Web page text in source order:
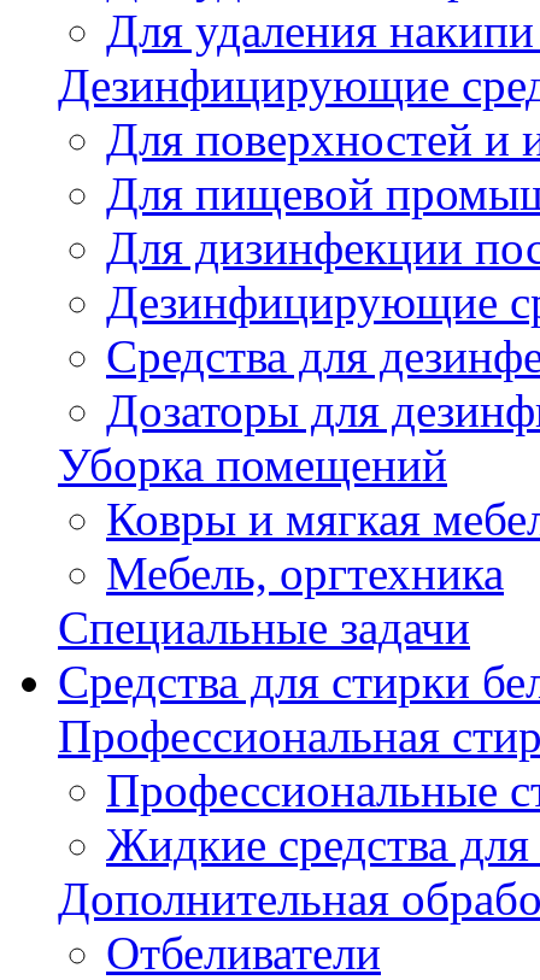
Для удаления
Дезинфицирующие
Для поверхностей и
Для пищевой
Для дизинфекции
Дезинфицирующие
Cредства для
Дозаторы для
Уборка помещений
Ковры и мягкая
Мебель, оргтехника
Специальные задачи
Средства для стирки
Профессиональная
Профессиональные
Жидкие средства
Дополнительная
Отбеливатели